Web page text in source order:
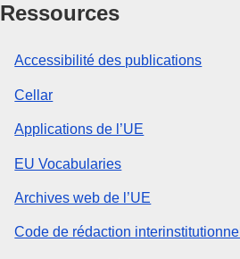
Ressources
Accessibilité des publications
Cellar
Applications de l’UE
EU Vocabularies
Archives web de l’UE
Code de rédaction interinstitutionnel